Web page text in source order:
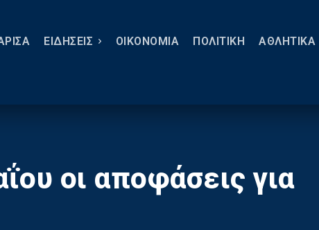
ΕΙΔΗΣΕΙΣ ΟΙΚΟΝΟΜΙΑ ΠΟΛΙΤΙΚΗ ΑΘΛΗΤΙΚΑ
οι αποφάσεις για